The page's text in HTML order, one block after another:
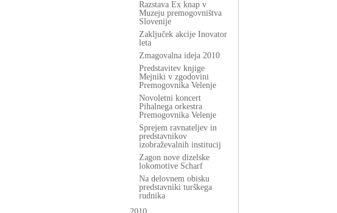
Razstava Ex knap v
Muzeju premogovništva
Slovenije
Zaključek akcije Inovator
leta
Zmagovalna ideja 2010
Predstavitev knjige
Mejniki v zgodovini
Premogovnika Velenje
Novoletni koncert
Pihalnega orkestra
Premogovnika Velenje
Sprejem ravnateljev in
predstavnikov
izobraževalnih institucij
Zagon nove dizelske
lokomotive Scharf
Na delovnem obisku
predstavniki turškega
rudnika